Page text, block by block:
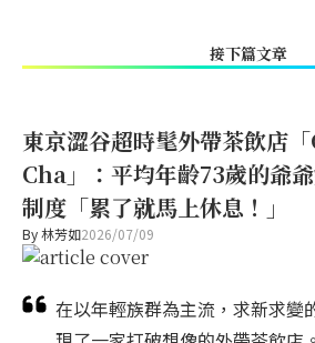
接下篇文章
東京澀谷超時髦外帶茶飲店
Cha」：平均年齡73歲的爺
制度「累了就馬上休息！」
By林芳如2026/07/09
在以年輕族群為主流，求新求變